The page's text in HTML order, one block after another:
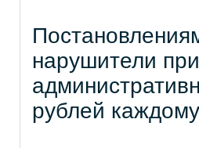
нарушители
рублей